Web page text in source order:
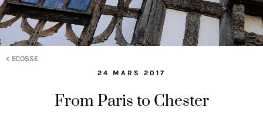
< ECOSSE
24 MARS 2017
From Paris to Chester